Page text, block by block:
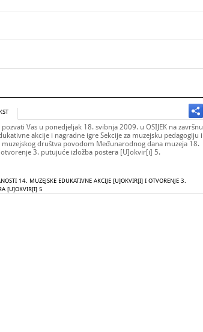
Vas u ponedjeljak 18. svibnja 2009. u OSIJEK na završnu
akcije i nagradne igre Sekcije za muzejsku pedagogiju i
društva povodom Međunarodnog dana muzeja 18.
otvorenje 3. putujuće izložba postera [U]okvir[i] 5.
14. MUZEJSKE EDUKATIVNE AKCIJE [U]OKVIR[I] I OTVORENJE 3.
[U]OKVIR[I] 5